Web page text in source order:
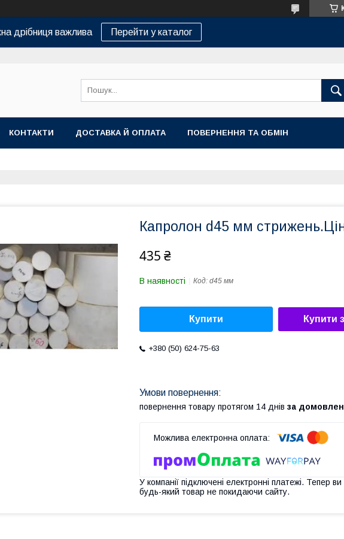
дрібниця важлива Перейти у каталог
КОНТАКТИ ДОСТАВКА Й ОПЛАТА ПОВЕРНЕННЯ ТА ОБМІН
Капролон d45 мм
435 ₴
В наявності Код: d45 мм
Купити Купити з
+380 (50) 624-75-63
повернення товару протягом 14 днів за
У компанії підключені електронні платежі. Тепер
будь-який товар не покидаючи сайту.